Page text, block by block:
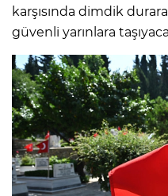
karşısında dimdik
güvenli yarınlara